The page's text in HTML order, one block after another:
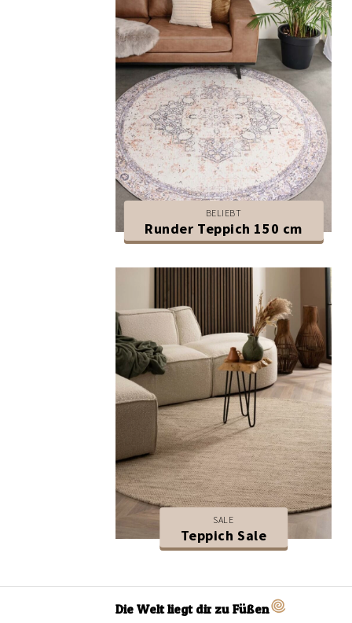
BELIEBT
Runder Teppich 150 cm
SALE
Teppich Sale
Die Welt liegt dir zu Füßen